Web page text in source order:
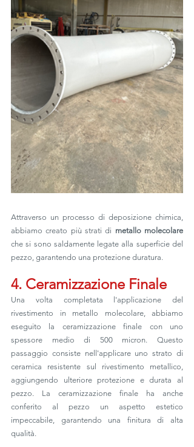
Attraverso un processo di deposizione chimica,
abbiamo creato più strati di metallo molecolare
che si sono saldamente legate alla superficie del
pezzo, garantendo una protezione duratura.
4. Ceramizzazione Finale
Una volta completata l'applicazione del
rivestimento in metallo molecolare, abbiamo
eseguito la ceramizzazione finale con uno
spessore medio di 500 micron. Questo
passaggio consiste nell'applicare uno strato di
ceramica resistente sul rivestimento metallico,
aggiungendo ulteriore protezione e durata al
pezzo. La ceramizzazione finale ha anche
conferito al pezzo un aspetto estetico
impeccabile, garantendo una finitura di alta
qualità.